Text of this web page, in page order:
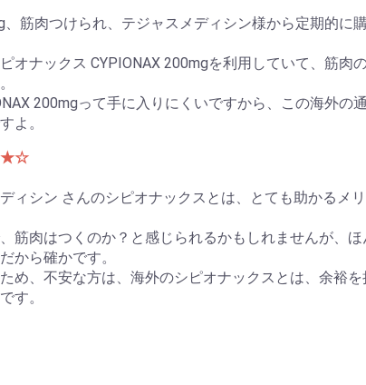
、筋肉つけられ、テジャスメディシン様から定期的に
オナックス CYPIONAX 200mgを利用していて、筋肉
200mgって手に入りにくいですから、この海外の
よ。
ィシン さんのシピオナックスとは、とても助かるメ
筋肉はつくのか？と感じられるかもしれませんが、
から確かです。
め、不安な方は、海外のシピオナックスとは、余裕
す。